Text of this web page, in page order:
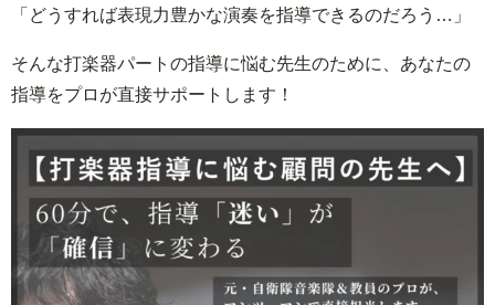
「どうすれば表現力豊かな演奏を指導できるのだろう…」
そんな打楽器パートの指導に悩む先生のために、あなたの
指導をプロが直接サポートします！